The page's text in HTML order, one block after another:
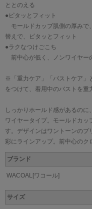
ととのえる
●ピタッとフィット
モールドカップ肌側の厚みで
替えで、ピタッとフィット
●ラクなつけごこち
前中心が低く、ノンワイヤー
※「重力ケア」「バストケア」
をつけて、着用中のバストを重
しっかりホールド感があるの
ワイヤータイプ。モールドカッ
す。デザインはワントーンのプ
彩にラインアップ。前中心のク
ブランド
WACOAL[ワコール]
サイズ